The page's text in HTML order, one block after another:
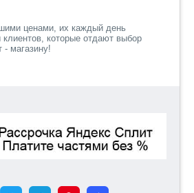
ценами, их каждый день
клиентов, которые отдают выбор
- магазину!